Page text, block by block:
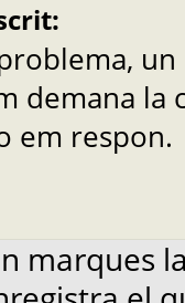
demana la
em respon.
marques